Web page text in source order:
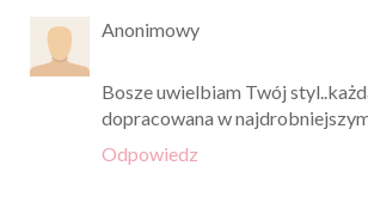
Anonimowy
Bosze uwielbiam Twój
dopracowana w
Odpowiedz